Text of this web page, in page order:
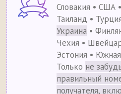
Словакия • США •
Таиланд •
Украина •
Чехия •
Эстония •
Только не
правильный
получателя,